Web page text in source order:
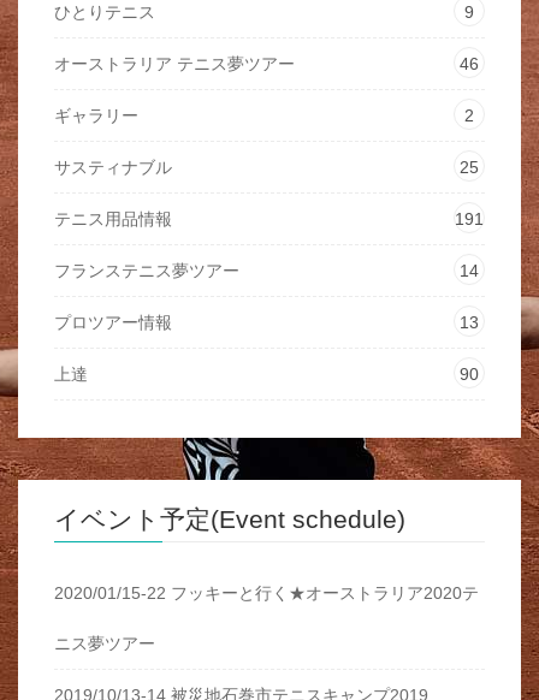
ひとりテニス 9
オーストラリア テニス夢ツアー 46
ギャラリー 2
サスティナブル 25
テニス用品情報 191
フランステニス夢ツアー 14
プロツアー情報 13
上達 90
イベント予定(Event schedule)
2020/01/15-22 フッキーと行く★オーストラリア2020テ
ニス夢ツアー
2019/10/13-14 被災地石巻市テニスキャンプ2019